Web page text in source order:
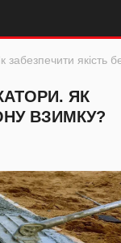
якість
ЯК
ВЗИМКУ?